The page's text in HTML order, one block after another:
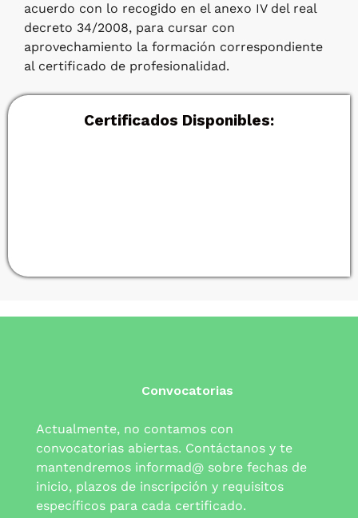
acuerdo con lo recogido en el anexo IV del real
decreto 34/2008, para cursar con
aprovechamiento la formación correspondiente
al certificado de profesionalidad.
Certificados Disponibles:
Convocatorias
Actualmente, no contamos con
convocatorias abiertas. Contáctanosy te
mantendremos informad@ sobre fechas de
inicio, plazos de inscripción y requisitos
específicos para cada certificado.